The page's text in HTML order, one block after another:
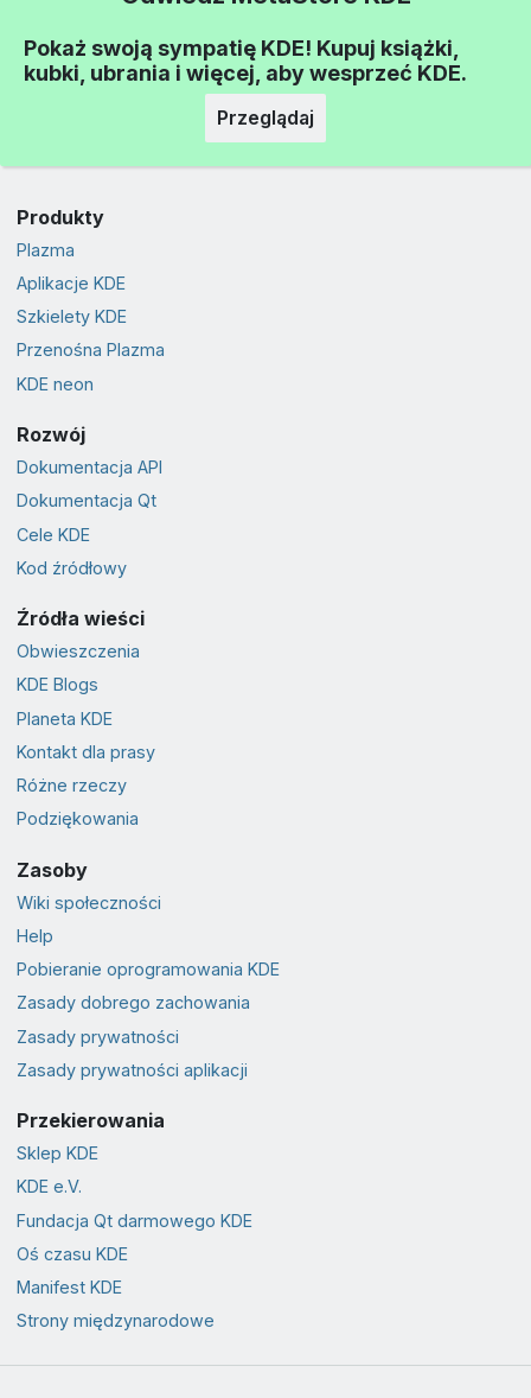
Pokaż swoją sympatię KDE! Kupuj książki,
kubki, ubrania i więcej, aby wesprzeć KDE.
Przeglądaj
Produkty
Plazma
Aplikacje KDE
Szkielety KDE
Przenośna Plazma
KDE neon
Rozwój
Dokumentacja API
Dokumentacja Qt
Cele KDE
Kod źródłowy
Źródła wieści
Obwieszczenia
KDE Blogs
Planeta KDE
Kontakt dla prasy
Różne rzeczy
Podziękowania
Zasoby
Wiki społeczności
Help
Pobieranie oprogramowania KDE
Zasady dobrego zachowania
Zasady prywatności
Zasady prywatności aplikacji
Przekierowania
Sklep KDE
KDE e.V.
Fundacja Qt darmowego KDE
Oś czasu KDE
Manifest KDE
Strony międzynarodowe